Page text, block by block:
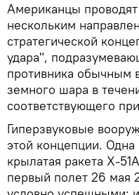
Американцы
нескольким
стратегической
удара",
противника обычным
земного шара в
соответствующего
Гиперзвуковые
этой концепции. Одна
крылатая ракета X-
первый полет 26 мая